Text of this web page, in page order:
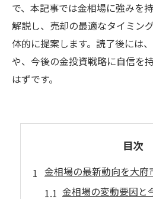
で、本記事では金相場に強みを
解説し、売却の最適なタイミン
体的に提案します。読了後には
や、今後の金投資戦略に自信を
はずです。
目次
金相場の最新動向を大府
金相場の変動要因と